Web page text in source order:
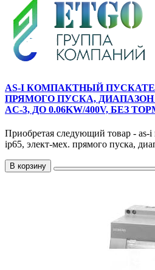
AS-I КОМПАКТНЫЙ
ПРЯМОГО ПУСКА, ДИАПАЗОН
AC-3, ДО 0.06KW/400V, БЕЗ
Приобретая следующий товар - as-i
ip65, элект-мех. прямого пуска,
В корзину